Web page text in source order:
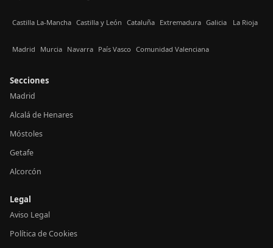
Castilla La-Mancha Castilla y León Cataluña Extremadura Galicia La Rioja
Madrid Murcia Navarra País Vasco Comunidad Valenciana
Secciones
Madrid
Alcalá de Henares
Móstoles
Getafe
Alcorcón
Legal
Aviso Legal
Política de Cookies